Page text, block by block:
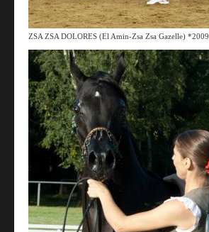
ZSA ZSA DOLORES (El Amin-Zsa Zsa Gazelle) *2009